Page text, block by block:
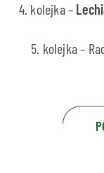
4. kolejka –
5. kolejka –